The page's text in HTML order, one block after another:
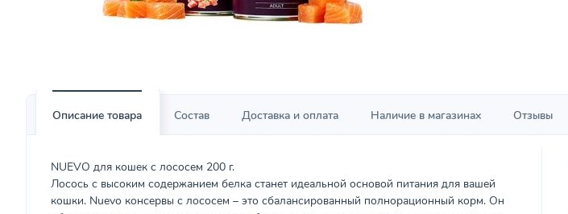
Описание товара Состав Доставка и оплата Наличие в магазинах Отзывы
NUEVO для кошек с лососем 200 г.
Лосось с высоким содержанием белка станет идеальной основой питания для вашей
кошки. Nuevo консервы с лососем – это сбалансированный полнорационный корм. Он